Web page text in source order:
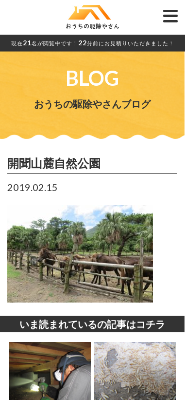
現在21名が閲覧中です！ 22分前にお見積りいただきました！
BLOG
おうちの駆除やさんブログ
開聞山麓自然公園
2019.02.15
いま読まれているの記事はコチラ